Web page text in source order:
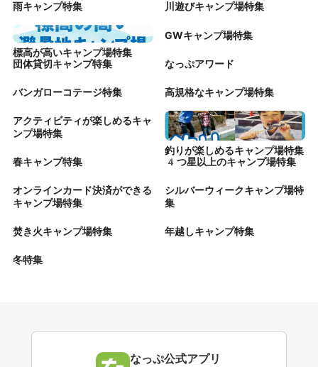
雨キャンプ特集 川遊びキャンプ場特集
標高が高いキャンプ場特集
GWキャンプ場特集
団体貸切キャンプ特集 なっぷアワード
バンガローコテージ特集 高規格なキャンプ場特集
アクティビティが楽しめるキャ
ンプ場特集
釣りが楽しめるキャンプ場特集
春キャンプ特集
4つ星以上のキャンプ場特集
オンラインカード決済ができる
キャンプ場特集
シルバーウィークキャンプ場特
集
焚き火キャンプ場特集 年越しキャンプ特集
冬特集
なっぷ公式アプリ